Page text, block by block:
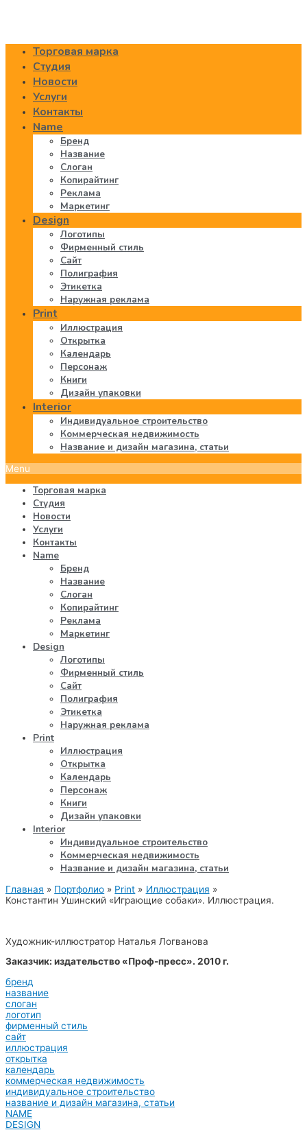
Торговая марка
Студия
Новости
Услуги
Контакты
Name
Бренд
Название
Слоган
Копирайтинг
Реклама
Маркетинг
Design
Логотипы
Фирменный стиль
Сайт
Полиграфия
Этикетка
Наружная реклама
Print
Иллюстрация
Открытка
Календарь
Персонаж
Книги
Дизайн упаковки
Interior
Индивидуальное строительство
Коммерческая недвижимость
Название и дизайн магазина, статьи
Menu
Торговая марка
Студия
Новости
Услуги
Контакты
Name
Бренд
Название
Слоган
Копирайтинг
Реклама
Маркетинг
Design
Логотипы
Фирменный стиль
Сайт
Полиграфия
Этикетка
Наружная реклама
Print
Иллюстрация
Открытка
Календарь
Персонаж
Книги
Дизайн упаковки
Interior
Индивидуальное строительство
Коммерческая недвижимость
Название и дизайн магазина, статьи
Главная Портфолио Print
Иллюстрация
Константин Ушинский «Играющие собаки». Иллюстрация.
Художник-иллюстратор Наталья Логванова
Заказчик: издательство «Проф-пресс». 2010 г.
бренд
название
слоган
логотип
фирменный стиль
сайт
иллюстрация
открытка
календарь
коммерческая недвижимость
индивидуальное строительство
название и дизайн магазина, статьи
NAME
DESIGN